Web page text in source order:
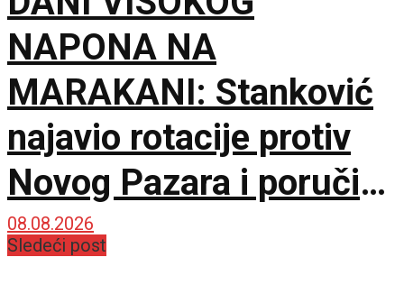
NAPONA NA
MARAKANI: Stanković
najavio rotacije protiv
Novog Pazara i poručio
– Nije pitanje života i
08.08.2026
Sledeći post